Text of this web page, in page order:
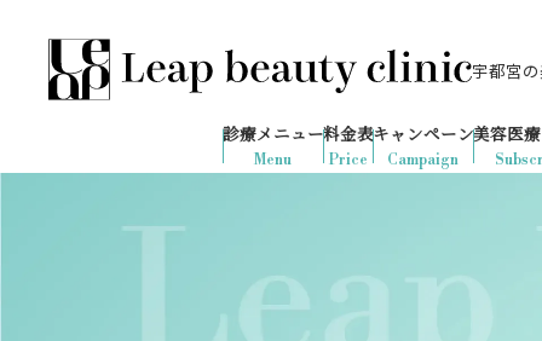
宇都宮
の予約が入りました
診療時間：10:00-19:00
（土日祝日対応）
Menu
診療メニュー
Price
料金表
Campaign
キャンペーン美容医療